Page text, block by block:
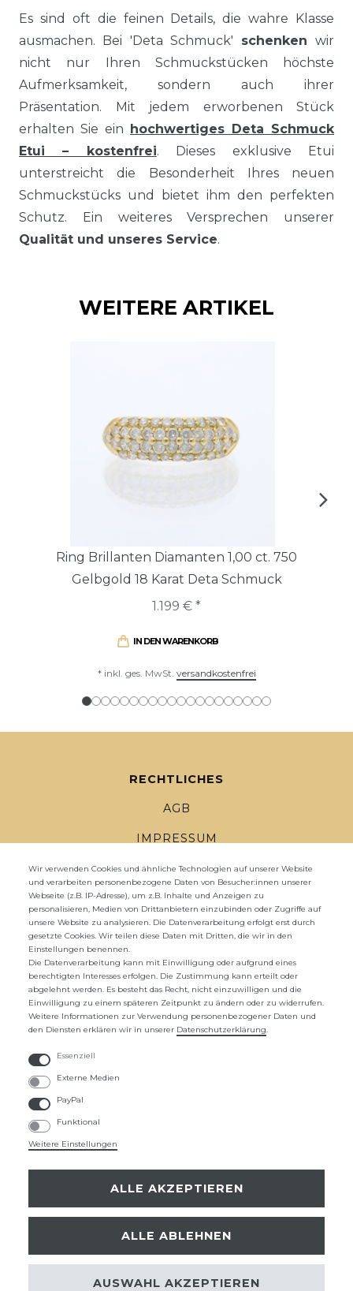
Es sind oft die feinen Details, die wahre Klasse
ausmachen. Bei 'Deta Schmuck' schenkenwir
nicht nur Ihren Schmuckstücken höchste
Aufmerksamkeit, sondern auch ihrer
Präsentation. Mit jedem erworbenen Stück
erhalten Sie ein
hochwertiges Deta Schmuck
Etui – kostenfrei. Dieses exklusive Etui
unterstreicht die Besonderheit Ihres neuen
Schmuckstücks und bietet ihm den perfekten
Schutz. Ein weiteres Versprechen unserer
Qualität und unseres Service.
WEITERE ARTIKEL
Ring Brillanten Diamanten 1,00 ct. 750
Gelbgold 18 Karat Deta Schmuck
1.199 € *
IN DEN WARENKORB
* inkl. ges. MwSt. versandkostenfrei
RECHTLICHES
AGB
IMPRESSUM
DATENSCHUTZ
WIDERRUFSRECHT
WIDERRUFS­FORMULAR
ZAHLUNG UND VERSAND
UNTERNEHMEN
ÜBER UNS
SICHER EINKAUFEN
Wir verwenden Cookies und ähnliche Technologien auf unserer Website
und verarbeiten personenbezogene Daten von Besucher:innen unserer
Webseite (z.B. IP-Adresse), um z.B. Inhalte und Anzeigen zu
personalisieren, Medien von Drittanbietern einzubinden oder Zugriffe auf
unsere Website zu analysieren. Die Datenverarbeitung erfolgt erst durch
gesetzte Cookies. Wir teilen diese Daten mit Dritten, die wir in den
Einstellungen benennen.
Die Datenverarbeitung kann mit Einwilligung oder aufgrund eines
berechtigten Interesses erfolgen. Die Zustimmung kann erteilt oder
abgelehnt werden. Es besteht das Recht, nicht einzuwilligen und die
Einwilligung zu einem späteren Zeitpunkt zu ändern oder zu widerrufen.
Weitere Informationen zur Verwendung personenbezogener Daten und
den Diensten erklären wir in unserer Daten­schutz­erklärung.
Essenziell
Externe Medien
PayPal
Funktional
Weitere Einstellungen
ALLE AKZEPTIEREN
ALLE ABLEHNEN
AUSWAHL AKZEPTIEREN